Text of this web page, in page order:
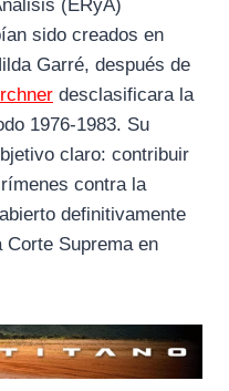
(ERyA)
sido creados en
Garré, después de
desclasificara la
1976-1983. Su
claro: contribuir
contra la
definitivamente
Corte Suprema en